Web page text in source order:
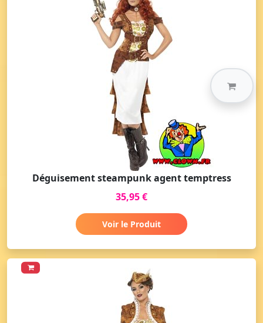
Déguisement steampunk agent temptress
35,95 €
Voir le Produit